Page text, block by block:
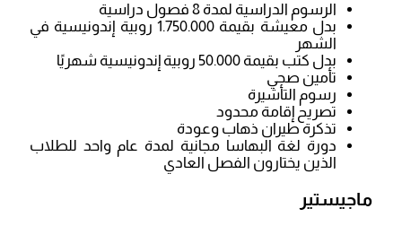
الرسوم الدراسية لمدة 8 فصول دراسية
بدل معيشة بقيمة 1.750.000 روبية إندونيسية في
الشهر
بدل كتب بقيمة 50.000 روبية إندونيسية شهريًا
تأمين صحي
رسوم التأشيرة
تصريح إقامة محدود
تذكرة طيران ذهاب وعودة
دورة لغة البهاسا مجانية لمدة عام واحد للطلاب
الذين يختارون الفصل العادي
ماجيستير